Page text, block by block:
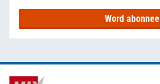
Word abonnee